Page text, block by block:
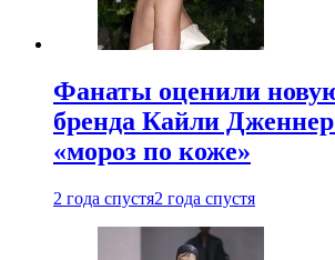
Фанаты оценили
бренда Кайли
«мороз по коже»
2 года спустя2 года спустя